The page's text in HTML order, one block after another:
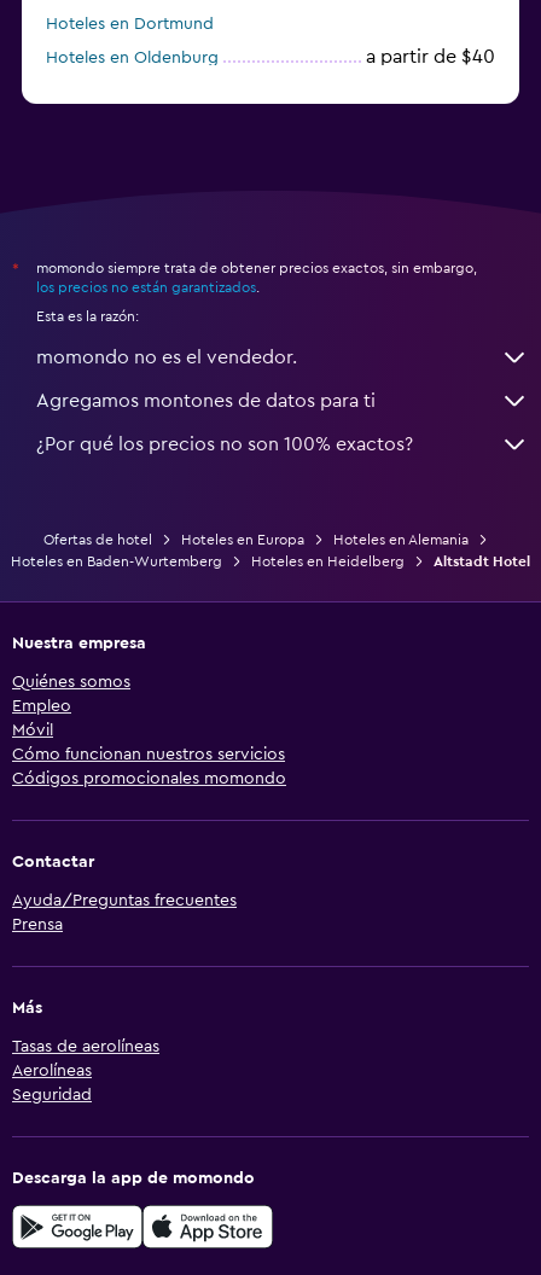
Hoteles en Dortmund
Hoteles en Oldenburg
a partir de $40
*
momondo siempre trata de obtener precios exactos, sin embargo,
los precios no están garantizados
Esta es la razón:
momondo no es el vendedor.
Agregamos montones de datos para ti
¿Por qué los precios no son 100% exactos?
Ofertas de hotel Hoteles en Europa
Hoteles en Alemania
Hoteles en Baden-Wurtemberg
Hoteles en Heidelberg Altstadt Hotel
Nuestra empresa
Quiénes somos
Empleo
Móvil
Cómo funcionan nuestros servicios
Códigos promocionales momondo
Contactar
Ayuda/Preguntas frecuentes
Prensa
Más
Tasas de aerolíneas
Aerolíneas
Seguridad
Descarga la app de momondo